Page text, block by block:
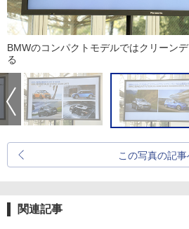
BMWのコンパクトモデルではクリーン
る
この写真の記事
関連記事